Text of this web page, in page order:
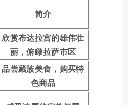
简介
欣赏布达拉宫的雄伟壮
丽，俯瞰拉萨市区
品尝藏族美食，购买特
色商品